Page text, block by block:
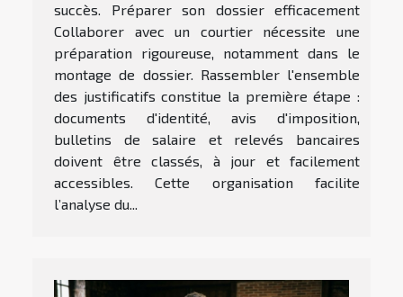
succès. Préparer son dossier efficacement
Collaborer avec un courtier nécessite une
préparation rigoureuse, notamment dans le
montage de dossier. Rassembler l'ensemble
des justificatifs constitue la première étape :
documents d'identité, avis d'imposition,
bulletins de salaire et relevés bancaires
doivent être classés, à jour et facilement
accessibles. Cette organisation facilite
l’analyse du...